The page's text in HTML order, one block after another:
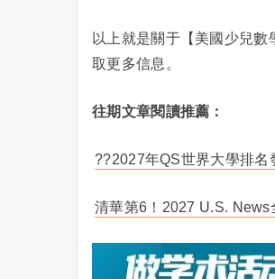
以上就是關于【美國少兒
取更多信息。
往期文章閱讀推薦：
??2027年QS世界大學排名
清華第6！2027 U.S. News